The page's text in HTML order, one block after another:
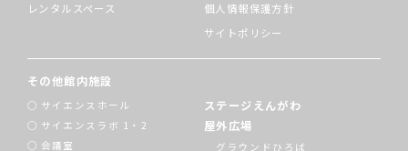
レンタルスペース
個人情報保護方針
サイトポリシー
その他館内施設
サイエンスホール
サイエンスラボ 1・2
会議室
ステージえんがわ
屋外広場
グラウンドひろば